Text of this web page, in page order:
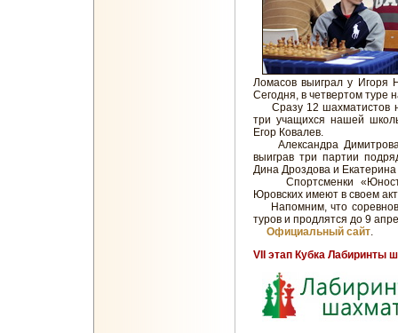
Ломасов выиграл у Игоря
Сегодня, в четвертом туре
Сразу 12 шахматистов
три учащихся нашей
Егор Ковалев.
Александра Димитрова
выиграв три партии
Дина Дроздова и
Спортсменки «Юности
Юровских имеют в своем
Напомним, что
туров и продлятся до 9
Официальный сайт.
VII этап Кубка Лабиринты